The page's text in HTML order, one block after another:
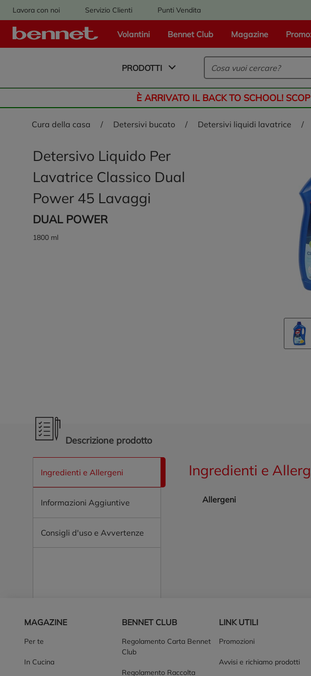
Lavora con noi Servizio Clienti Punti Vendita
Volantini Bennet Club Magazine
Logo Bennet - Torna alla homepage
PRODOTTI
È ARRIVATO IL BACK TO SCHOOL!
cura della casa / detersivi bucato / detersivi liquidi lavatrice /
Detersivo Liquido Per
Lavatrice Classico Dual
Power 45 Lavaggi
DUAL POWER
1800 ml
Descrizione prodotto
Ingredienti e Allergeni
Informazioni Aggiuntive
Consigli d'uso e Avvertenze
Ingredienti e
Allergeni
MAGAZINE
Per te
In Cucina
BENNET CLUB
Regolamento Carta Bennet
Club
Regolamento Raccolta
LINK UTILI
Promozioni
Avvisi e richiamo prodotti